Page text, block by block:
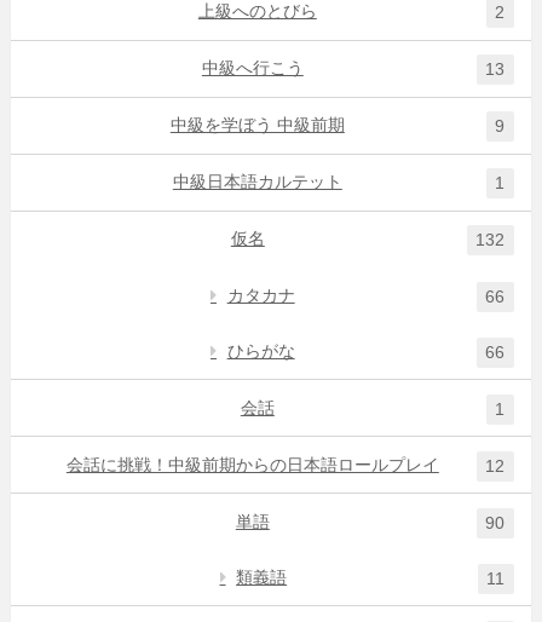
上級へのとびら 2
中級へ行こう 13
中級を学ぼう 中級前期 9
中級日本語カルテット 1
仮名 132
カタカナ 66
ひらがな 66
会話 1
会話に挑戦！中級前期からの日本語ロールプレイ 12
単語 90
類義語 11